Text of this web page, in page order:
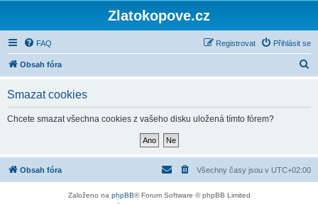
Zlatokopove.cz
FAQ Přihlásit se
Registrovat
Obsah fóra
Smazat cookies
Chcete smazat všechna cookies z vašeho disku uložená tímto fórem?
Obsah fóra Všechny časy jsou v UTC+02:00
Založeno na phpBB® Forum Software © phpBB Limited